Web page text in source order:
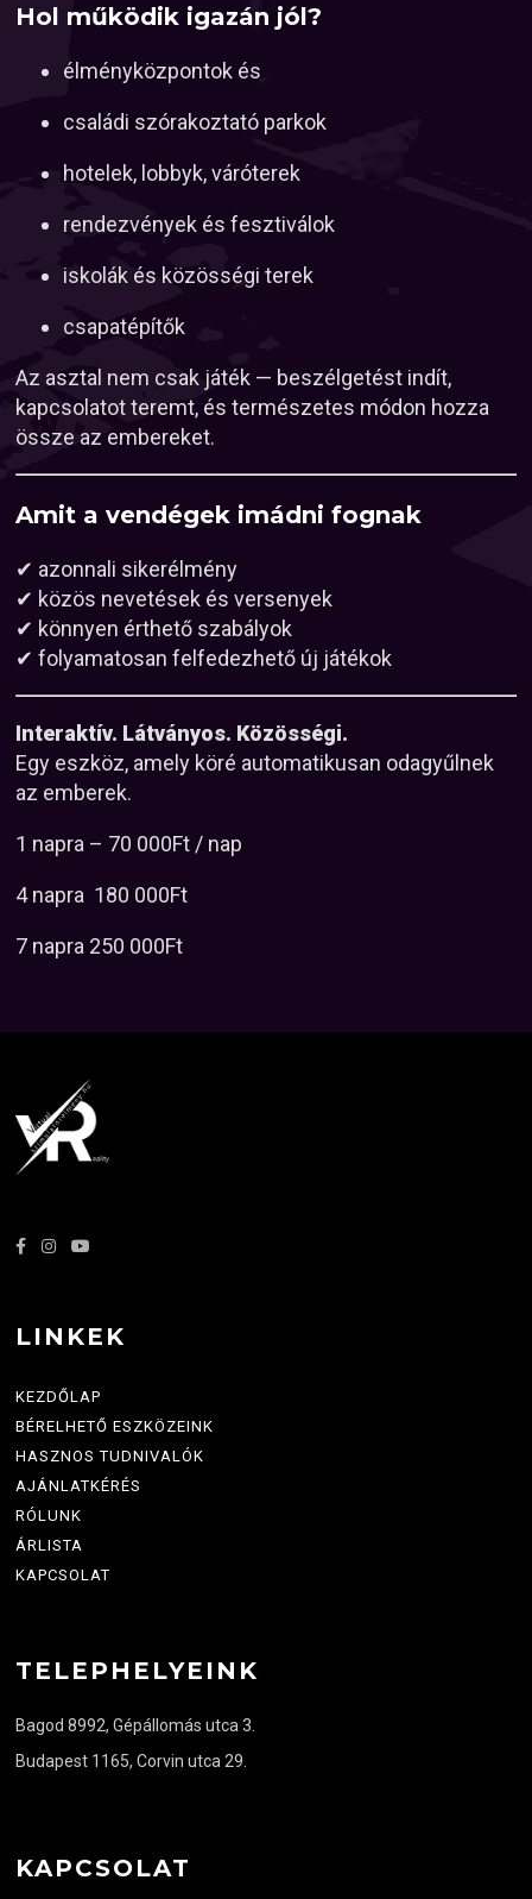
Hol működik igazán jól?
élményközpontok és
családi szórakoztató parkok
hotelek, lobbyk, váróterek
rendezvények és fesztiválok
iskolák és közösségi terek
csapatépítők
Az asztal nem csak játék — beszélgetést indít,
kapcsolatot teremt, és természetes módon hozza
össze az embereket.
Amit a vendégek imádni fognak
✔ azonnali sikerélmény
✔ közös nevetések és versenyek
✔ könnyen érthető szabályok
✔ folyamatosan felfedezhető új játékok
Interaktív. Látványos. Közösségi.
Egy eszköz, amely köré automatikusan odagyűlnek
az emberek.
1 napra – 70 000Ft / nap
4 napra 180 000Ft
7 napra 250 000Ft
LINKEK
KEZDŐLAP
BÉRELHETŐ ESZKÖZEINK
HASZNOS TUDNIVALÓK
AJÁNLATKÉRÉS
RÓLUNK
ÁRLISTA
KAPCSOLAT
TELEPHELYEINK
Bagod 8992, Gépállomás utca 3.
Budapest 1165, Corvin utca 29.
KAPCSOLAT